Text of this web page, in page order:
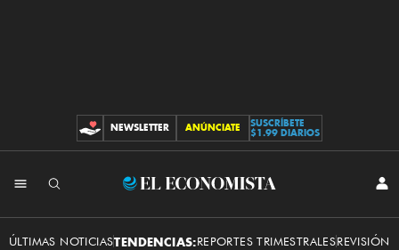
CONTRIBUCIONES
NEWSLETTER ANÚNCIATE
SUSCRÍBETE
$1.99 DIARIOS
El
ÚLTIMAS NOTICIASTENDENCIAS:REPORTES TRIMESTRALESREVISIÓN